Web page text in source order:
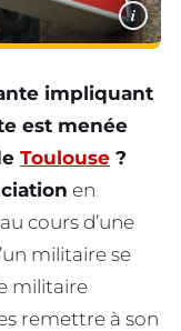
i
impliquant
est menée
Toulouse ?
en
cours d’une
militaire se
militaire
remettre à son